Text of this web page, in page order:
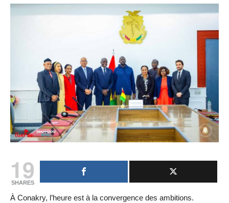
19
SHARES
À Conakry, l’heure est à la convergence des ambitions.